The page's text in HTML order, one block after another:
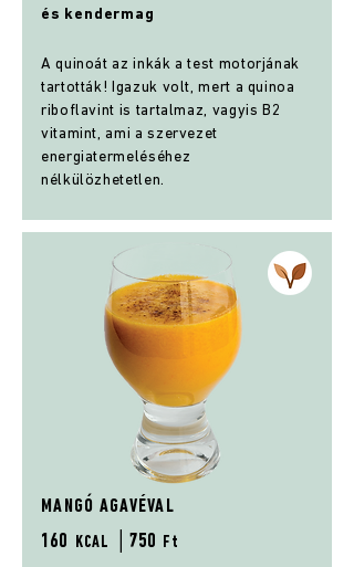
és kendermag
A quinoát az inkák a test motorjának
tartották! Igazuk volt, mert a quinoa
riboflavint is tartalmaz, vagyis B2
vitamint, ami a szervezet
energiatermeléséhez
nélkülözhetetlen.
MANGÓ AGAVÉVAL
160 KCAL │750 Ft